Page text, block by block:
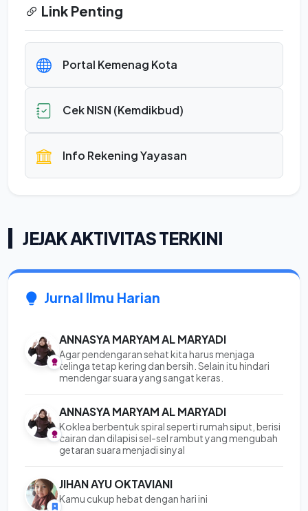
Link Penting
Portal Kemenag Kota
Cek NISN (Kemdikbud)
Info Rekening Yayasan
JEJAK AKTIVITAS TERKINI
Jurnal Ilmu Harian
ANNASYA MARYAM AL MARYADI
Agar pendengaran sehat kita harus menjaga
telinga tetap kering dan bersih. Selain itu hindari
mendengar suara yang sangat keras.
ANNASYA MARYAM AL MARYADI
Koklea berbentuk spiral seperti rumah siput, berisi
cairan dan dilapisi sel-sel rambut yang mengubah
getaran suara menjadi sinyal
JIHAN AYU OKTAVIANI
Kamu cukup hebat dengan hari ini